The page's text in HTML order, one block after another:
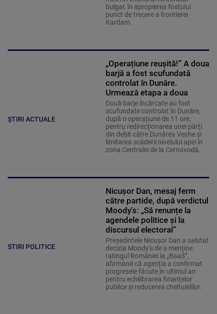
bulgar, în apropierea fostului
punct de trecere a frontierei
Kardam.
ȘTIRI ACTUALE
„Operațiune reușită!” A doua
barjă a fost scufundată
controlat în Dunăre.
Urmează etapa a doua
Două barje încărcate au fost
scufundate controlat în Dunăre,
după o operațiune de 11 ore,
pentru redirecționarea unei părți
din debit către Dunărea Veche și
limitarea scăderii nivelului apei în
zona Centralei de la Cernavodă.
STIRI POLITICE
Nicușor Dan, mesaj ferm
către partide, după verdictul
Moody's: „Să renunțe la
agendele politice şi la
discursul electoral”
Președintele Nicușor Dan a salutat
decizia Moody’s de a menține
ratingul României la „Baa3”,
afirmând că agenția a confirmat
progresele făcute în ultimul an
pentru echilibrarea finanțelor
publice și reducerea cheltuielilor.